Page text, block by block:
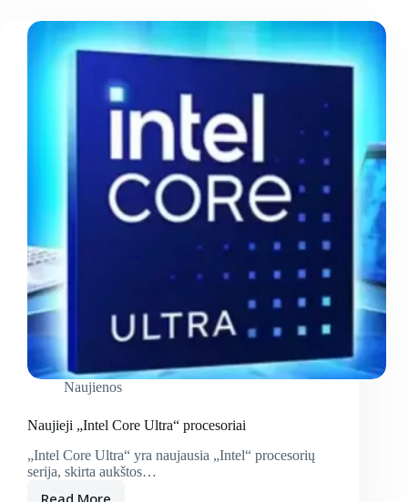
Naujienos
Naujieji „Intel Core Ultra“ procesoriai
„Intel Core Ultra“ yra naujausia „Intel“ procesorių
serija, skirta aukštos…